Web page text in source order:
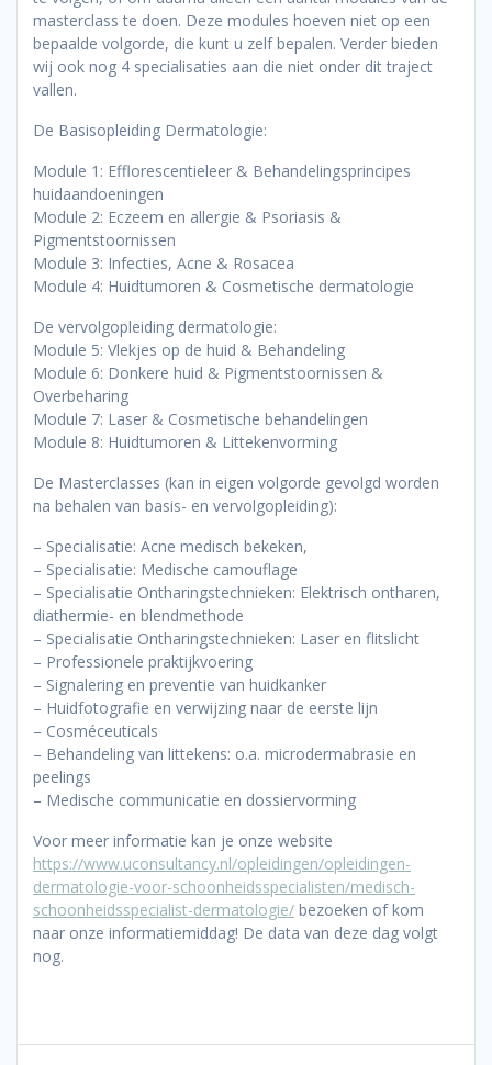
masterclass te doen. Deze modules hoeven niet op een
bepaalde volgorde, die kunt u zelf bepalen. Verder bieden
wij ook nog 4 specialisaties aan die niet onder dit traject
vallen.
De Basisopleiding Dermatologie:
Module 1: Efflorescentieleer & Behandelingsprincipes
huidaandoeningen
Module 2: Eczeem en allergie & Psoriasis &
Pigmentstoornissen
Module 3: Infecties, Acne & Rosacea
Module 4: Huidtumoren & Cosmetische dermatologie
De vervolgopleiding dermatologie:
Module 5: Vlekjes op de huid & Behandeling
Module 6: Donkere huid & Pigmentstoornissen &
Overbeharing
Module 7: Laser & Cosmetische behandelingen
Module 8: Huidtumoren & Littekenvorming
De Masterclasses (kan in eigen volgorde gevolgd worden
na behalen van basis- en vervolgopleiding):
– Specialisatie: Acne medisch bekeken,
– Specialisatie: Medische camouflage
– Specialisatie Ontharingstechnieken: Elektrisch ontharen,
diathermie- en blendmethode
– Specialisatie Ontharingstechnieken: Laser en flitslicht
– Professionele praktijkvoering
– Signalering en preventie van huidkanker
– Huidfotografie en verwijzing naar de eerste lijn
– Cosméceuticals
– Behandeling van littekens: o.a. microdermabrasie en
peelings
– Medische communicatie en dossiervorming
Voor meer informatie kan je onze website
https://www.uconsultancy.nl/opleidingen/opleidingen-
dermatologie-voor-schoonheidsspecialisten/medisch-
schoonheidsspecialist-dermatologie/ bezoeken of kom
naar onze informatiemiddag! De data van deze dag volgt
nog.